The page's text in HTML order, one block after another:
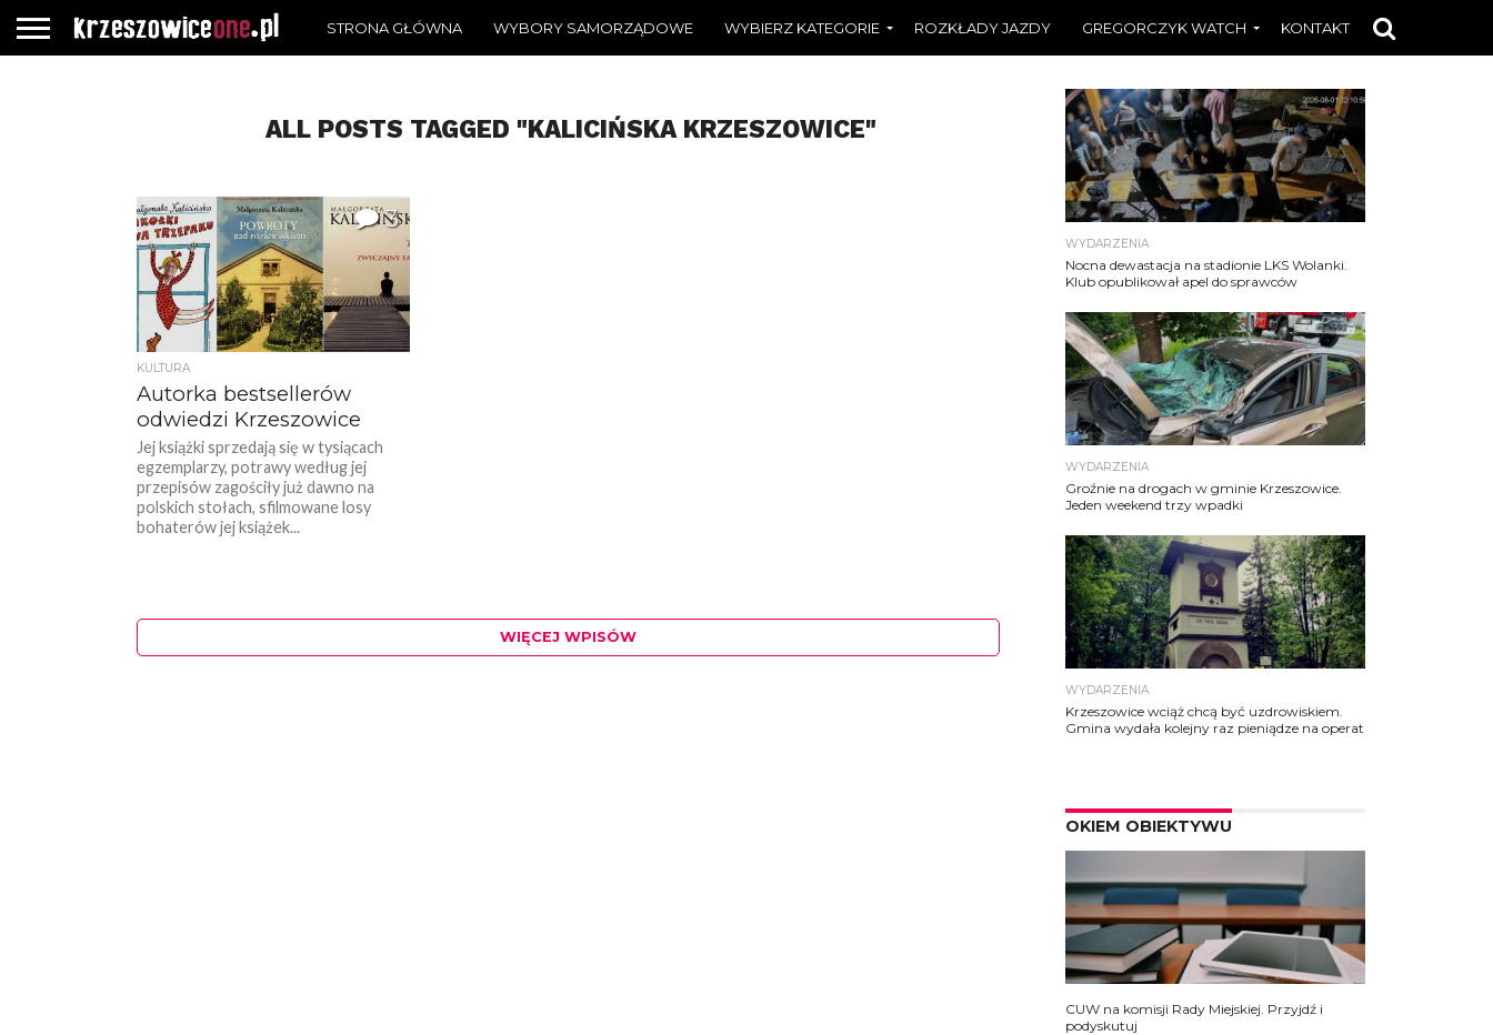
STRONA GŁÓWNA WYBORY SAMORZĄDOWE WYBIERZ KATEGORIE ROZKŁADY JAZDY GREGORCZYK WATCH KONTAKT
ALL POSTS TAGGED "KALICIŃSKA KRZESZOWICE"
3
KULTURA
Autorka bestsellerów
odwiedzi Krzeszowice
Jej książki sprzedają się w tysiącach
egzemplarzy, potrawy według jej
przepisów zagościły już dawno na
polskich stołach, sfilmowane losy
bohaterów jej książek...
WIĘCEJ WPISÓW
WYDARZENIA
Nocna dewastacja na stadionie LKS Wolanki.
Klub opublikował apel do sprawców
WYDARZENIA
Groźnie na drogach w gminie Krzeszowice.
Jeden weekend trzy wpadki
WYDARZENIA
Krzeszowice wciąż chcą być uzdrowiskiem.
Gmina wydała kolejny raz pieniądze na operat
OKIEM OBIEKTYWU
CUW na komisji Rady Miejskiej. Przyjdź i
podyskutuj